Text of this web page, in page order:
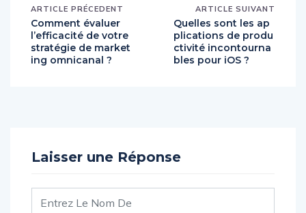
ARTICLE PRÉCEDENT
Comment évaluer
l’efficacité de votre
stratégie de market
ing omnicanal ?
ARTICLE SUIVANT
Quelles sont les ap
plications de produ
ctivité incontourna
bles pour iOS ?
Laisser une Réponse